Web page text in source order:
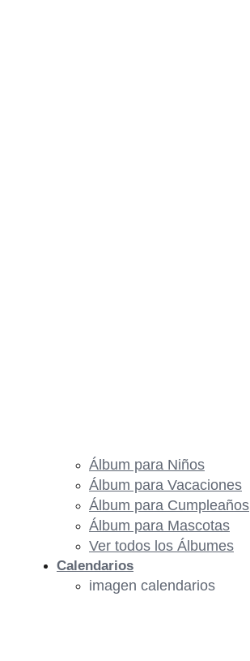
Álbum para Niños
Álbum para Vacaciones
Álbum para Cumpleaños
Álbum para Mascotas
Ver todos los Álbumes
Calendarios
imagen calendarios